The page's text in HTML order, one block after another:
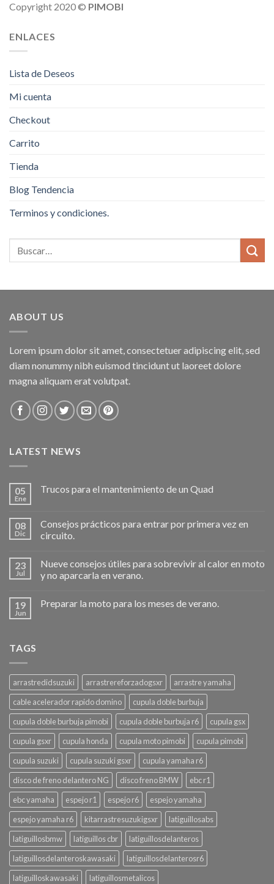
Copyright 2020 © PIMOBI
ENLACES
Lista de Deseos
Mi cuenta
Checkout
Carrito
Tienda
Blog Tendencia
Terminos y condiciones.
ABOUT US
Lorem ipsum dolor sit amet, consectetuer adipiscing elit, sed
diam nonummy nibh euismod tincidunt ut laoreet dolore
magna aliquam erat volutpat.
LATEST NEWS
05
Ene
Trucos para el mantenimiento de un Quad
08
Dic
Consejos prácticos para entrar por primera vez en
circuito.
23
Jul
Nueve consejos útiles para sobrevivir al calor en moto
y no aparcarla en verano.
19
Jun
Preparar la moto para los meses de verano.
TAGS
arrastredidsuzuki arrastrereforzadogsxr
arrastre yamaha
cable acelerador rapido domino
cupula doble burbuja
cupula doble burbuja pimobi
cupula doble burbuja r6
cupula gsx
cupula gsxr
cupula honda cupula moto pimobi
cupula pimobi
cupula suzuki
cupula suzuki gsxr
cupula yamaha r6
disco de freno delantero NG
disco freno BMW
ebc r1
ebc yamaha
espejo r1 espejo r6
espejo yamaha
espejo yamaha r6
kitarrastresuzukigsxr
latiguillosabs
latiguillosbmw
latiguillos cbr
latiguillosdelanteros
latiguillosdelanteroskawasaki
latiguillosdelanterosr6
latiguilloskawasaki
latiguillosmetalicos